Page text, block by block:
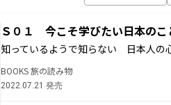
Ｓ０１ 今こそ学びたい日本のこ
知っているようで知らない 日本人の
BOOKS 旅の読み物
2022.07.21 発売